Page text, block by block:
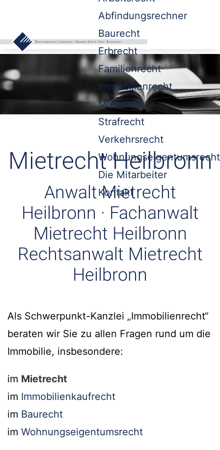
Abfindungsrechner
Baurecht
Erbrecht
Familienrecht
Immobilienrecht
Mietrecht
Strafrecht
Verkehrsrecht
Wohnungseigentumsrecht
Die Mitarbeiter
Kontakt
Mietrecht Heilbronn
Anwalt Mietrecht
Heilbronn · Fachanwalt
Mietrecht Heilbronn
Rechtsanwalt Mietrecht
Heilbronn
Als Schwerpunkt-Kanzlei „Immobilienrecht“
beraten wir Sie zu allen Fragen rund um die
Immobilie, insbesondere:
im Mietrecht
im Immobilienkaufrecht
im Baurecht
im Wohnungseigentumsrecht